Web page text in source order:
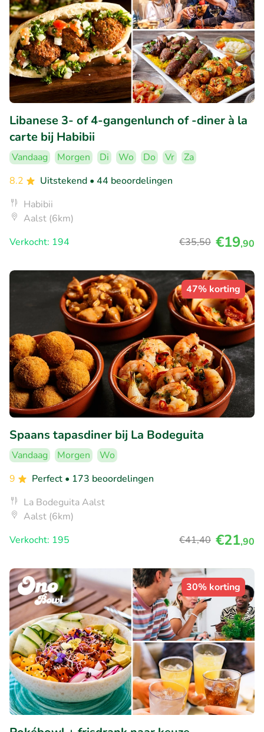
Libanese 3- of 4-gangenlunch of -diner à la
carte bij Habibii
Vandaag Morgen Di Wo Do Vr
Za
8.2
Uitstekend • 44 beoordelingen
Habibii
Aalst (6km)
Verkocht: 194
€35,50 €19,90
47% korting
Spaans tapasdiner bij La Bodeguita
Vandaag Morgen
Wo
9
Perfect • 173 beoordelingen
La Bodeguita Aalst
Aalst (6km)
Verkocht: 195
€41,40 €21,90
30% korting